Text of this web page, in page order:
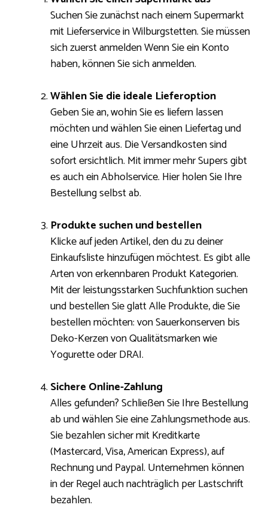
Suchen Sie zunächst nach einem Supermarkt
mit Lieferservice in Wilburgstetten. Sie müssen
sich zuerst anmelden Wenn Sie ein Konto
haben, können Sie sich anmelden.
Wählen Sie die ideale Lieferoption
Geben Sie an, wohin Sie es liefern lassen
möchten und wählen Sie einen Liefertag und
eine Uhrzeit aus. Die Versandkosten sind
sofort ersichtlich. Mit immer mehr Supers gibt
es auch ein Abholservice. Hier holen Sie Ihre
Bestellung selbst ab.
Produkte suchen und bestellen
Klicke auf jeden Artikel, den du zu deiner
Einkaufsliste hinzufügen möchtest. Es gibt alle
Arten von erkennbaren Produkt Kategorien.
Mit der leistungsstarken Suchfunktion suchen
und bestellen Sie glatt Alle Produkte, die Sie
bestellen möchten: von Sauerkonserven bis
Deko-Kerzen von Qualitätsmarken wie
Yogurette oder DRAI.
Sichere Online-Zahlung
Alles gefunden? Schließen Sie Ihre Bestellung
ab und wählen Sie eine Zahlungsmethode aus.
Sie bezahlen sicher mit Kreditkarte
(Mastercard, Visa, American Express), auf
Rechnung und Paypal. Unternehmen können
in der Regel auch nachträglich per Lastschrift
bezahlen.